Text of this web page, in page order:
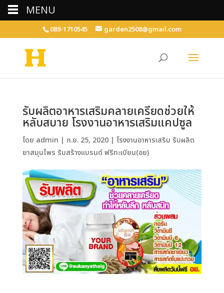
089-1710545 garden2508@gmail.com
รับผลิตอาหารเสริมคลายเครียดช่วยให้
หลับสบาย โรงงานอาหารเสริมแคปซูล
โดย admin | ก.ย. 25, 2020| โรงงานอาหารเสริม รับผลิต
ยาสมุนไพร รับสร้างแบรนด์ ฟรีทะเบียน(อย)
MENU